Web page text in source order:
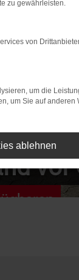
vor
zu gewährleisten.
von
um die
um Sie auf
ablehnen